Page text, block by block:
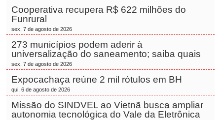
Cooperativa recupera R$ 622 milhões do
Funrural
sex, 7 de agosto de 2026
273 municípios podem aderir à
universalização do saneamento; saiba quais
sex, 7 de agosto de 2026
Expocachaça reúne 2 mil rótulos em BH
qui, 6 de agosto de 2026
Missão do SINDVEL ao Vietnã busca ampliar
autonomia tecnológica do Vale da Eletrônica